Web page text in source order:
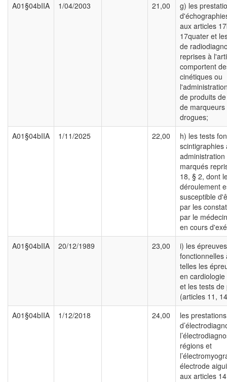
A01§04bIIA
1/04/2003 21,00
g) les
aux articles
17quater et
de
reprises à
comportent
cinétiques ou
de produits
de marqueurs
drogues;
A01§04bIIA
1/11/2025 22,00
h) les tests
scintigraphies
marqués
18, § 2, dont
déroulement
susceptible
par les
par le
en cours
A01§04bIIA
20/12/1989 23,00
i) les épreuves
fonctionnelles
telles les
en
et les tests
(articles 11,
A01§04bIIA
1/12/2018 24,00
les prestations
régions et
électrode
aux articles